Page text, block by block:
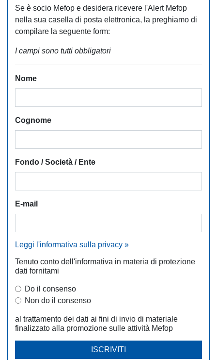
Se è socio Mefop e desidera ricevere l'Alert Mefop
nella sua casella di posta elettronica, la preghiamo di
compilare la seguente form:
I campi sono tutti obbligatori
Nome
Cognome
Fondo / Società / Ente
E-mail
Leggi l'informativa sulla privacy »
Tenuto conto dell'informativa in materia di protezione
dati fornitami
Do il consenso
Non do il consenso
al trattamento dei dati ai fini di invio di materiale
finalizzato alla promozione sulle attività Mefop
ISCRIVITI